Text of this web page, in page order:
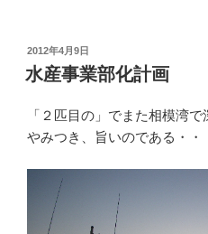
投
稿
日:
2012年4月9日
水産事業部化計画
「２匹目の」でまた相模湾
やみつき、旨いのである・・